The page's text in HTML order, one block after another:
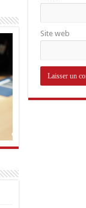
Site web